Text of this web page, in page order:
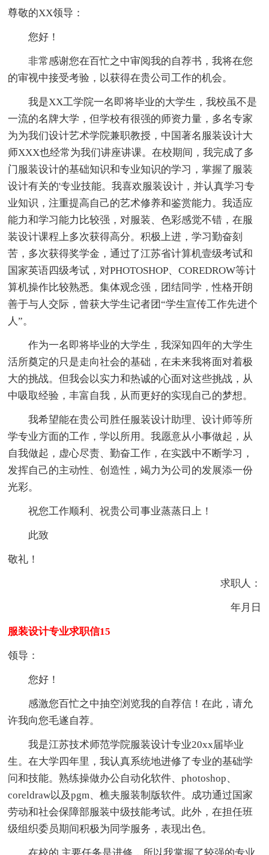
尊敬的XX领导：
您好！
非常感谢您在百忙之中审阅我的自荐书，我将在您
的审视中接受考验，以获得在贵公司工作的机会。
我是XX工学院一名即将毕业的大学生，我校虽不是
一流的名牌大学，但学校有很强的师资力量，多名专家
为为我们设计艺术学院兼职教授，中国著名服装设计大
师XXX也经常为我们讲座讲课。在校期间，我完成了多
门服装设计的基础知识和专业知识的学习，掌握了服装
设计有关的'专业技能。我喜欢服装设计，并认真学习专
业知识，注重提高自己的艺术修养和鉴赏能力。我适应
能力和学习能力比较强，对服装、色彩感觉不错，在服
装设计课程上多次获得高分。积极上进，学习勤奋刻
苦，多次获得奖学金，通过了江苏省计算机壹级考试和
国家英语四级考试，对PHOTOSHOP、COREDROW等计
算机操作比较熟悉。集体观念强，团结同学，性格开朗
善于与人交际，曾获大学生记者团“学生宣传工作先进个
人”。
作为一名即将毕业的大学生，我深知四年的大学生
活所奠定的只是走向社会的基础，在未来我将面对着极
大的挑战。但我会以实力和热诚的心面对这些挑战，从
中吸取经验，丰富自我，从而更好的实现自己的梦想。
我希望能在贵公司胜任服装设计助理、设计师等所
学专业方面的工作，学以所用。我愿意从小事做起，从
自我做起，虚心尽责、勤奋工作，在实践中不断学习，
发挥自己的主动性、创造性，竭力为公司的发展添一份
光彩。
祝您工作顺利、祝贵公司事业蒸蒸日上！
此致
敬礼！
求职人：
年月日
服装设计专业求职信15
领导：
您好！
感激您百忙之中抽空浏览我的自荐信！在此，请允
许我向您毛遂自荐。
我是江苏技术师范学院服装设计专业20xx届毕业
生。在大学四年里，我认真系统地进修了专业的基础学
问和技能。熟练操做办公自动化软件、photoshop、
coreldraw以及pgm、樵夫服装制版软件。成功通过国家
劳动和社会保障部服装中级技能考试。此外，在担任班
级组织委员期间积极为同学服务，表现出色。